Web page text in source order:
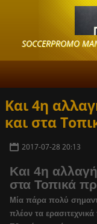
SOCCERPROMO
Και 4η
και στα
2017-07-28 20:13
Και 4η
στα Τοπικά
Μία πάρα πολύ
πλέον τα